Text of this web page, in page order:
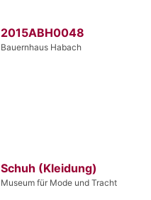
2015ABH0048
Bauernhaus Habach
Schuh (Kleidung)
Museum für Mode und Tracht